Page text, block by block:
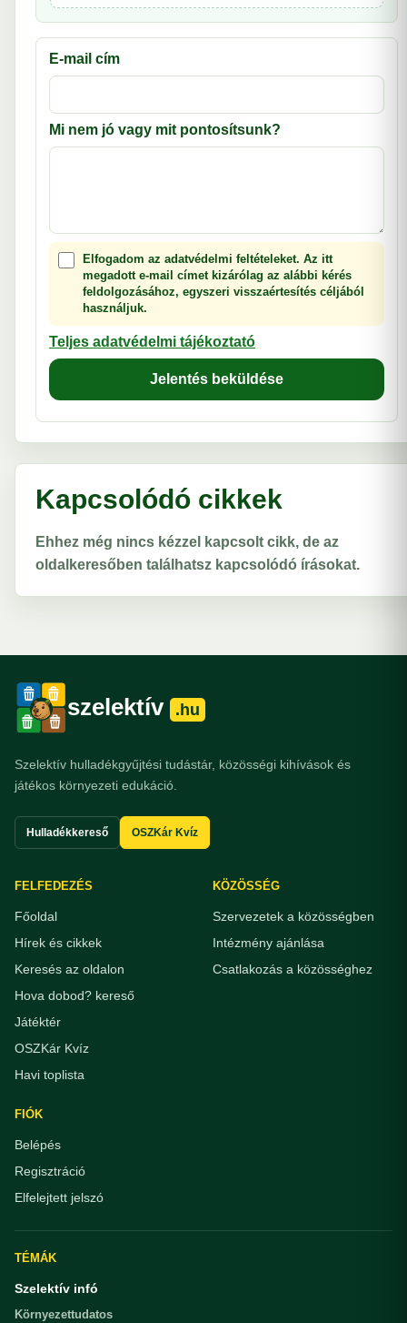
E-mail cím
Mi nem jó vagy mit pontosítsunk?
Elfogadom az adatvédelmi feltételeket. Az itt
megadott e-mail címet kizárólag az alábbi kérés
feldolgozásához, egyszeri visszaértesítés céljából
használjuk.
Teljes adatvédelmi tájékoztató
Jelentés beküldése
Kapcsolódó cikkek
Ehhez még nincs kézzel kapcsolt cikk, de az
oldalkeresőben találhatsz kapcsolódó írásokat.
szelektív .hu
Szelektív hulladékgyűjtési tudástár, közösségi kihívások és
játékos környezeti edukáció.
Hulladékkereső OSZKár Kvíz
FELFEDEZÉS
Főoldal
Hírek és cikkek
Keresés az oldalon
Hova dobod? kereső
Játéktér
OSZKár Kvíz
Havi toplista
KÖZÖSSÉG
Szervezetek a közösségben
Intézmény ajánlása
Csatlakozás a közösséghez
FIÓK
Belépés
Regisztráció
Elfelejtett jelszó
TÉMÁK
Szelektív infó
Környezettudatos